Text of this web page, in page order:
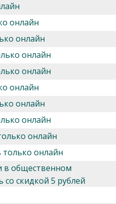
онлайн
онлайн
онлайн
онлайн
онлайн
онлайн
онлайн
онлайн
только онлайн
в общественном
скидкой 5 рублей